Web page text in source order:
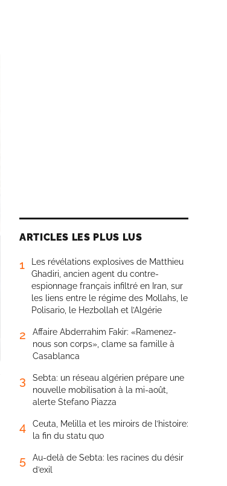
ARTICLES LES PLUS LUS
1
Les révélations explosives de Matthieu
Ghadiri, ancien agent du contre-
espionnage français infiltré en Iran, sur
les liens entre le régime des Mollahs, le
Polisario, le Hezbollah et l’Algérie
2
Affaire Abderrahim Fakir: «Ramenez-
nous son corps», clame sa famille à
Casablanca
3
Sebta: un réseau algérien prépare une
nouvelle mobilisation à la mi-août,
alerte Stefano Piazza
4
Ceuta, Melilla et les miroirs de l’histoire:
la fin du statu quo
5
Au-delà de Sebta: les racines du désir
d’exil